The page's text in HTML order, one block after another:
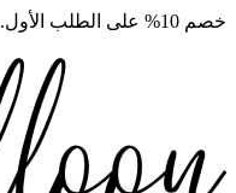
خصم 10% على الطلب الأول. الرمز: